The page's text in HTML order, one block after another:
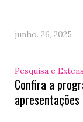
junho. 26, 2025
Pesquisa e
Confira a